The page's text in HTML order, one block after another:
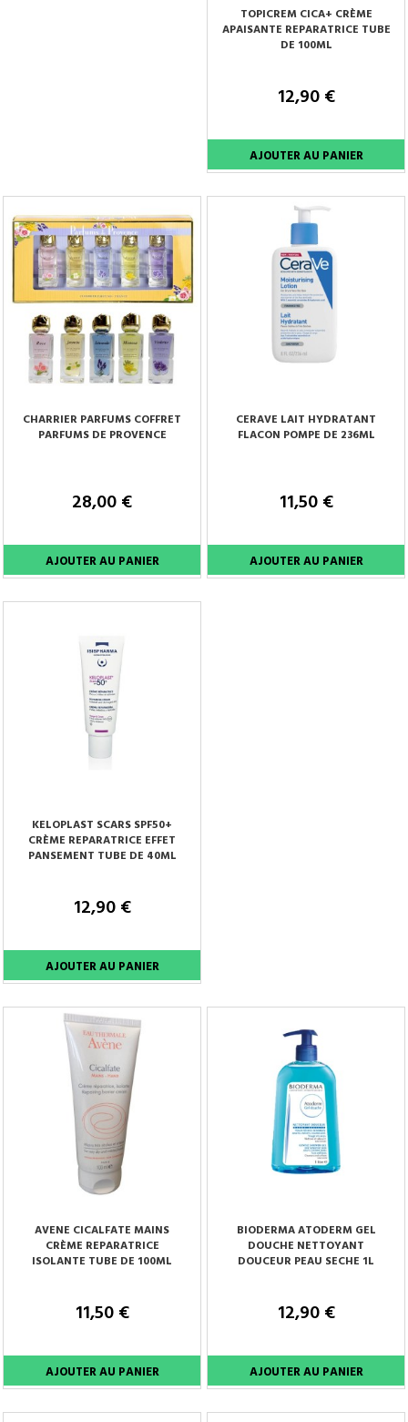
TOPICREM CICA+ CRÈME
APAISANTE REPARATRICE TUBE
DE 100ML
12,90 €
CHARRIER PARFUMS COFFRET
PARFUMS DE PROVENCE
28,00 €
CERAVE LAIT HYDRATANT
FLACON POMPE DE 236ML
11,50 €
KELOPLAST SCARS SPF50+
CRÈME REPARATRICE EFFET
PANSEMENT TUBE DE 40ML
12,90 €
AVENE CICALFATE MAINS
CRÈME REPARATRICE
ISOLANTE TUBE DE 100ML
11,50 €
BIODERMA ATODERM GEL
DOUCHE NETTOYANT
DOUCEUR PEAU SECHE 1L
12,90 €